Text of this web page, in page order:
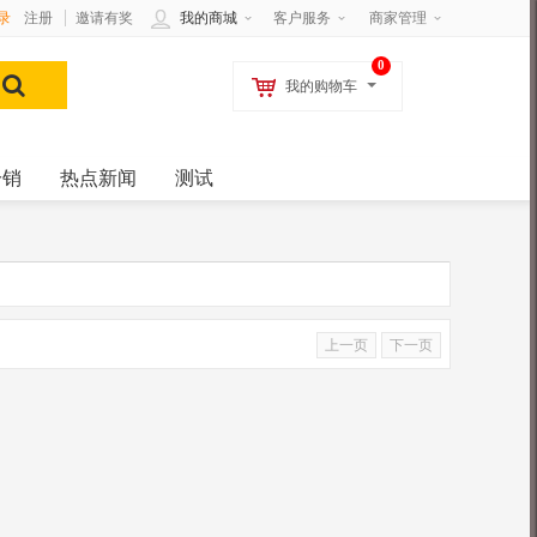
客户服务 商家管理
我的商城
注册 邀请有奖
0
我的购物车
热点新闻 测试
上一页 下一页